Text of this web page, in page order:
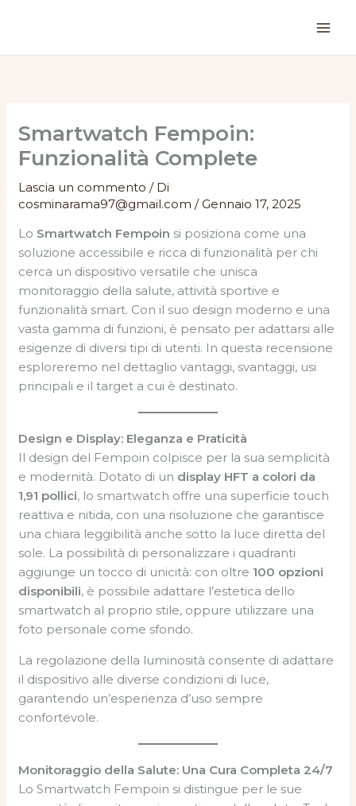
Smartwatch Fempoin:
Funzionalità Complete
Lascia un commento / Di
cosminarama97@gmail.com/Gennaio 17, 2025
Lo Smartwatch Fempoin si posiziona come una
soluzione accessibile e ricca di funzionalità per chi
cerca un dispositivo versatile che unisca
monitoraggio della salute, attività sportive e
funzionalità smart. Con il suo design moderno e una
vasta gamma di funzioni, è pensato per adattarsi alle
esigenze di diversi tipi di utenti. In questa recensione
esploreremo nel dettaglio vantaggi, svantaggi, usi
principali e il target a cui è destinato.
Design e Display: Eleganza e Praticità
Il design del Fempoin colpisce per la sua semplicità
e modernità. Dotato di un display HFT a colori da
1,91 pollici, lo smartwatch offre una superficie touch
reattiva e nitida, con una risoluzione che garantisce
una chiara leggibilità anche sotto la luce diretta del
sole. La possibilità di personalizzare i quadranti
aggiunge un tocco di unicità: con oltre 100 opzioni
disponibili, è possibile adattare l’estetica dello
smartwatch al proprio stile, oppure utilizzare una
foto personale come sfondo.
La regolazione della luminosità consente di adattare
il dispositivo alle diverse condizioni di luce,
garantendo un’esperienza d’uso sempre
confortevole.
Monitoraggio della Salute: Una Cura Completa 24/7
Lo Smartwatch Fempoin si distingue per le sue